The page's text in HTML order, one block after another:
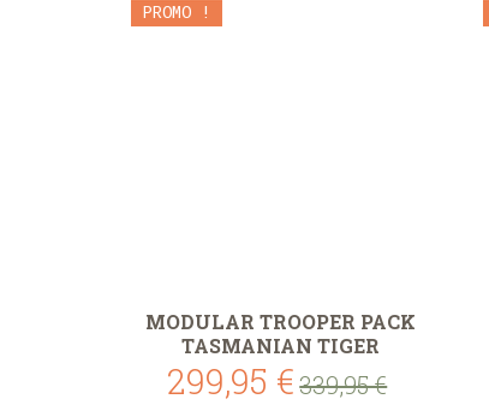
PROMO !
MODULAR TROOPER PACK
TASMANIAN TIGER
299,95 € 339,95 €